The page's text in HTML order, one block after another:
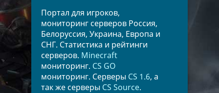
Портал для игроков,
мониторинг серверов Россия,
Белоруссия, Украина, Европа и
СНГ. Статистика и рейтинги
серверов. Minecraft
мониторинг. CS GO
мониторинг. Серверы CS 1.6, а
так же серверы CS Source.